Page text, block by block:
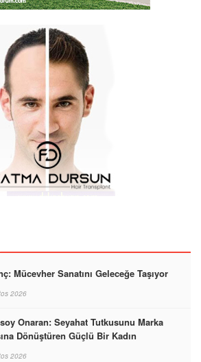
Mücevher Sanatını Geleceğe Taşıyor
2026
Onaran: Seyahat Tutkusunu Marka
Dönüştüren Güçlü Bir Kadın
2026